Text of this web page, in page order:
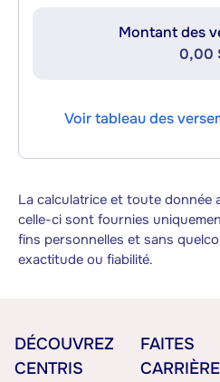
Montant des
0,00
Voir tableau des
La calculatrice et toute donnée
celle-ci sont fournies
fins personnelles et sans
exactitude ou fiabilité.
DÉCOUVREZ
CENTRIS
FAITES
CARRIÈRE